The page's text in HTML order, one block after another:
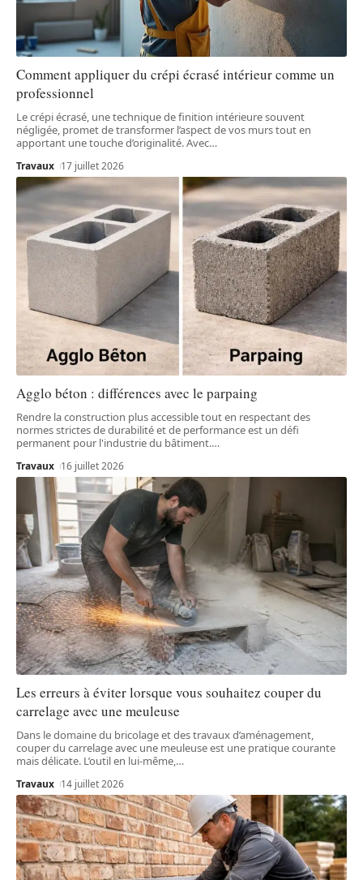
Comment appliquer du crépi écrasé intérieur comme un
professionnel
Le crépi écrasé, une technique de finition intérieure souvent
négligée, promet de transformer l’aspect de vos murs tout en
apportant une touche d’originalité. Avec…
Travaux 17 juillet 2026
Agglo béton : différences avec le parpaing
Rendre la construction plus accessible tout en respectant des
normes strictes de durabilité et de performance est un défi
permanent pour l'industrie du bâtiment.…
Travaux 16 juillet 2026
Les erreurs à éviter lorsque vous souhaitez couper du
carrelage avec une meuleuse
Dans le domaine du bricolage et des travaux d’aménagement,
couper du carrelage avec une meuleuse est une pratique courante
mais délicate. L’outil en lui-même,…
Travaux 14 juillet 2026